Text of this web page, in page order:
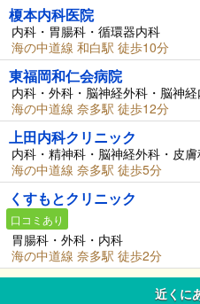
榎本内科医院
内科・胃腸科・循環器内科
海の中道線 和白駅 徒歩10分
東福岡和仁会病院
内科・外科・脳神経外科・脳神
海の中道線 奈多駅 徒歩12分
上田内科クリニック
内科・精神科・脳神経外科・皮
海の中道線 奈多駅 徒歩5分
くすもとクリニック
口コミあり
胃腸科・外科・内科
海の中道線 奈多駅 徒歩2分
近くに